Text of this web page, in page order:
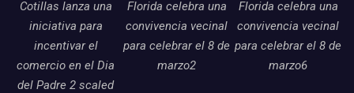
Cotillas lanza una
iniciativa para
incentivar el
comercio en el Dia
del Padre 2 scaled
Florida celebra una
convivencia vecinal
para celebrar el 8 de
marzo2
Florida celebra una
convivencia vecinal
para celebrar el 8 de
marzo6